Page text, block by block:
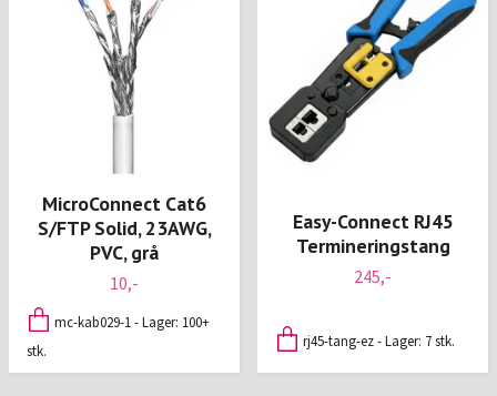
MicroConnect Cat6
S/FTP Solid, 23AWG,
PVC, grå
10,-
mc-kab029-1 - Lager: 100+
stk.
Easy-Connect RJ45
Termineringstang
245,-
rj45-tang-ez - Lager: 7 stk.